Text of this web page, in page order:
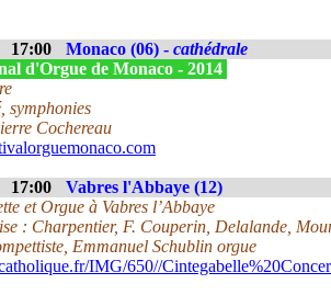
17:00 Monaco (06) - cathédrale
d'Orgue de Monaco - 2014
symphonies
Cochereau
17:00
Vabres l'Abbaye (12)
et Orgue à Vabres l’Abbaye
: Charpentier, F. Couperin, Delalande,
Emmanuel Schublin orgue
IMG/650//